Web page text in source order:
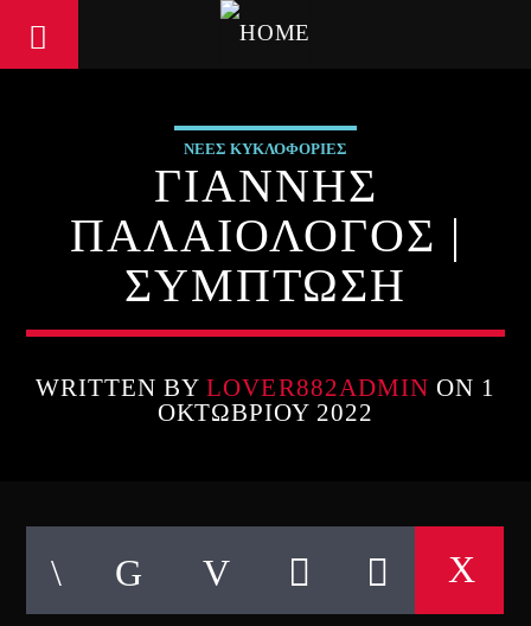
ΝΕΕΣ ΚΥΚΛΟΦΟΡΙΕΣ
ΓΙΑΝΝΗΣ
ΠΑΛΑΙΟΛΟΓΟΣ |
ΣΥΜΠΤΩΣΗ
WRITTEN BYLOVER882ADMIN ON 1
ΟΚΤΩΒΡΊΟΥ 2022